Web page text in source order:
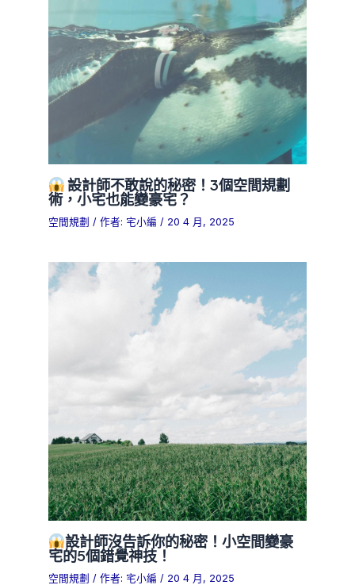
設計師不敢說的秘密！3個空間規劃
術，小宅也能變豪宅？
空間規劃 / 作者: 宅小編 / 20 4 月, 2025
設計師沒告訴你的秘密！小空間變豪
宅的5個錯覺神技！
空間規劃 / 作者: 宅小編 / 20 4 月, 2025